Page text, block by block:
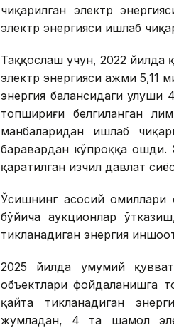
чиқарилган электр
электр энергияси ишлаб
Таққослаш учун, 2022 йилда
электр энергияси ҳажми
энергия балансидаги улуши
топшириғи белгиланган
манбаларидан ишлаб
баравардан кўпроққа
қаратилган изчил давлат
Ўсишнинг асосий омиллари
бўйича аукционлар
тикланадиган энергия
2025 йилда умумий
объектлари фойдаланишга
қайта тикланадиган
жумладан, 4 та шамол